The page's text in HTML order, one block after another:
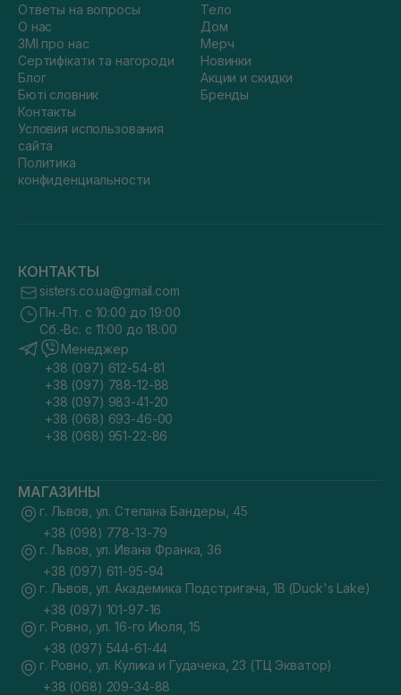
Ответы на вопросы
О нас
ЗМІ про нас
Сертифікати та нагороди
Блог
Бюті словник
Контакты
Условия использования
сайта
Политика
конфиденциальности
Тело
Дом
Мерч
Новинки
Акции и скидки
Бренды
КОНТАКТЫ
sisters.co.ua@gmail.com
Пн.-Пт. с 10:00 до 19:00
Сб.-Вс. с 11:00 до 18:00
Менеджер
+38 (097) 612-54-81
+38 (097) 788-12-88
+38 (097) 983-41-20
+38 (068) 693-46-00
+38 (068) 951-22-86
МАГАЗИНЫ
г. Львов, ул. Степана Бандеры, 45
+38 (098) 778-13-79
г. Львов, ул. Ивана Франка, 36
+38 (097) 611-95-94
г. Львов, ул. Академика Подстригача, 1В (Duck's Lake)
+38 (097) 101-97-16
г. Ровно, ул. 16-го Июля, 15
+38 (097) 544-61-44
г. Ровно, ул. Кулика и Гудачека, 23 (ТЦ Экватор)
+38 (068) 209-34-88